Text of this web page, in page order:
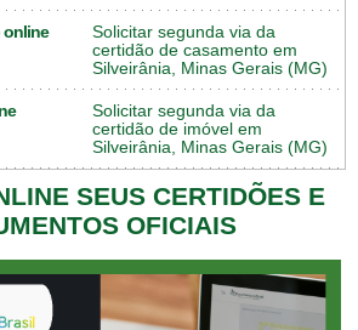
online
Solicitar segunda via da
certidão de casamento em
Silveirânia, Minas Gerais (MG)
Solicitar segunda via da
certidão de imóvel em
Silveirânia, Minas Gerais (MG)
SEUS CERTIDÕES E
OFICIAIS